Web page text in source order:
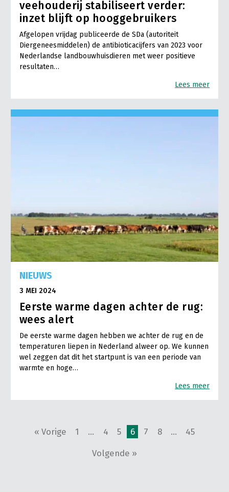
veehouderij stabiliseert verder:
inzet blijft op hooggebruikers
Afgelopen vrijdag publiceerde de SDa (autoriteit
Diergeneesmiddelen) de antibioticacijfers van 2023 voor
Nederlandse landbouwhuisdieren met weer positieve
resultaten…
Lees meer
NIEUWS
3 MEI 2024
Eerste warme dagen achter de rug:
wees alert
De eerste warme dagen hebben we achter de rug en de
temperaturen liepen in Nederland alweer op. We kunnen
wel zeggen dat dit het startpunt is van een periode van
warmte en hoge…
Lees meer
« Vorige 1 … 4 5 6 7 8 … 45
Volgende »